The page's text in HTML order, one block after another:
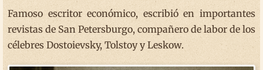
Famoso escritor económico, escribió en importantes
revistas de San Petersburgo, compañero de labor de los
célebres Dostoievsky, Tolstoy y Leskow.